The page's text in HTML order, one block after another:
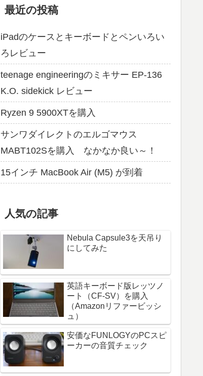
最近の投稿
iPadのケースとキーボードとペンいろい
ろレビュー
teenage engineeringのミキサー EP-136
K.O. sidekick レビュー
Ryzen 9 5900XTを購入
サンワダイレクトのエルゴマウス
MABT102Sを購入 なかなか良い～！
15インチ MacBook Air (M5) が到着
人気の記事
Nebula Capsule3を天吊り
にしてみた
英語キーボード版レッツノ
ート（CF-SV）を購入
（Amazonリファービッシ
ュ）
安価なFUNLOGYのPCスピ
ーカーの音質チェック